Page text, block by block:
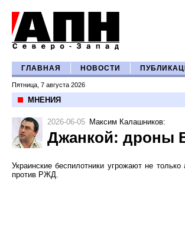
ГЛАВНАЯ НОВОСТИ
Пятница, 7 августа 2026
МНЕНИЯ
2026-06-05 Максим Калашников:
Джанкой: дроны
Украинские беспилотники угрожают не
против РЖД.